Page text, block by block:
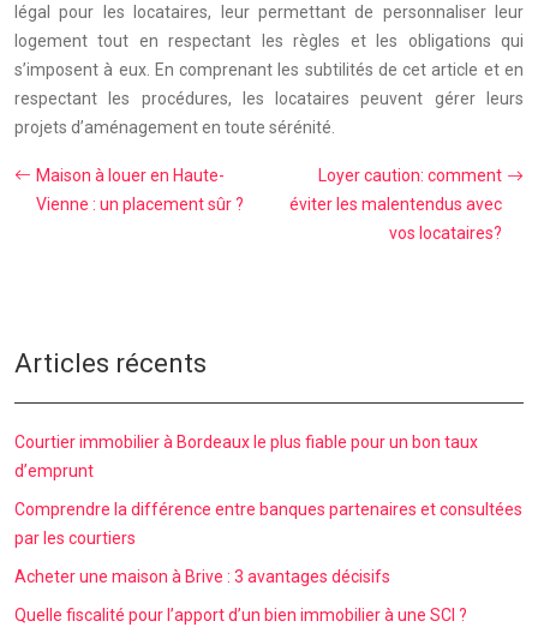
légal pour les locataires, leur permettant de personnaliser leur
logement tout en respectant les règles et les obligations qui
s’imposent à eux. En comprenant les subtilités de cet article et en
respectant les procédures, les locataires peuvent gérer leurs
projets d’aménagement en toute sérénité.
Maison à louer en Haute-
Vienne : un placement sûr ?
Loyer caution: comment
éviter les malentendus avec
vos locataires?
Articles récents
Courtier immobilier à Bordeaux le plus fiable pour un bon taux
d’emprunt
Comprendre la différence entre banques partenaires et consultées
par les courtiers
Acheter une maison à Brive : 3 avantages décisifs
Quelle fiscalité pour l’apport d’un bien immobilier à une SCI ?